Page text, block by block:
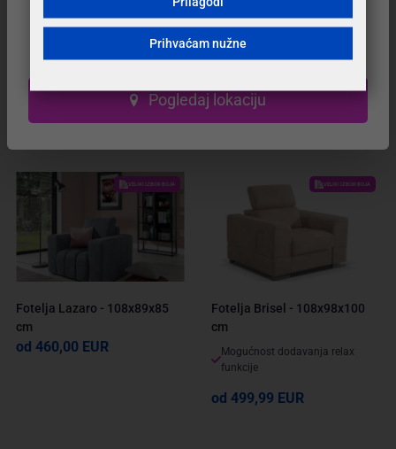
Fotelja Aros - više boja -
od 446,00 EUR
Fotelja Asgrd - više boja -
107x92x86 cm
od 529,00 EUR
VELIKI IZBOR BOJA
Fotelja Lazaro - 108x89x85
cm
od 460,00 EUR
VELIKI IZBOR BOJA
Fotelja Brisel - 108x98x100
cm
Mogućnost dodavanja relax
funkcije
od 499,99 EUR
Naš prodajni salon se nalazi na novoj adresi.
Posjetite nas u novom, modernijem prostoru!
Pogledaj lokaciju
Prihvaćam nužne